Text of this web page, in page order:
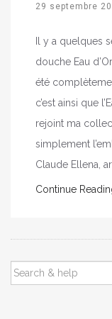
29 septembre
Il y a quelques
douche Eau
été
c’est ainsi que
rejoint ma
simplement
Claude Ellena,
Continue
SEARCH
FOR: